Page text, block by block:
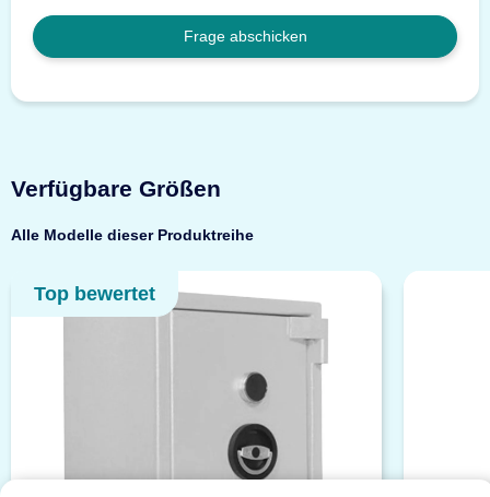
Frage abschicken
Verfügbare Größen
Alle Modelle dieser Produktreihe
Top bewertet